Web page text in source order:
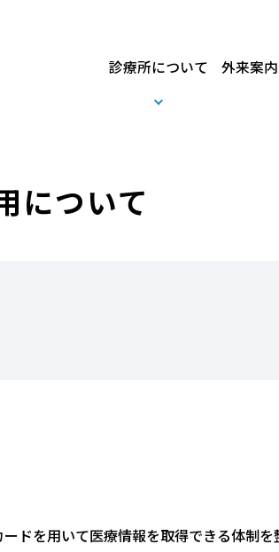
診療所について
アクセスマップ
外来案内
整形外科
入社時・入学時健診
について
ドを用いて医療情報を取得できる体制